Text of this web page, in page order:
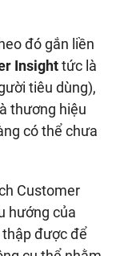
đó gắn liền
Insighttức là
tiêu dùng),
thương hiệu
có thể chưa
Customer
hướng của
thập được để